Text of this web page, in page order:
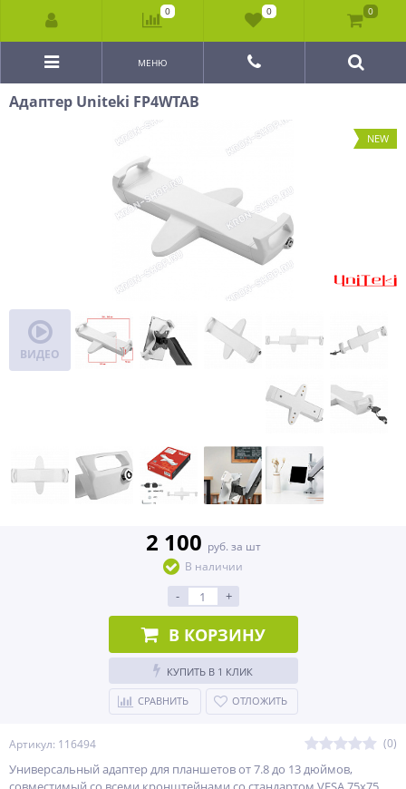
МЕНЮ
Адаптер Uniteki FP4WTAB
NEW
ВИДЕО
Артикул: 116494 (0)
Универсальный адаптер для планшетов от 7.8 до 13 дюймов,
2 100 руб. за шт
В наличии
- +
В КОРЗИНУ
КУПИТЬ В 1 КЛИК
СРАВНИТЬ ОТЛОЖИТЬ
0 0 0